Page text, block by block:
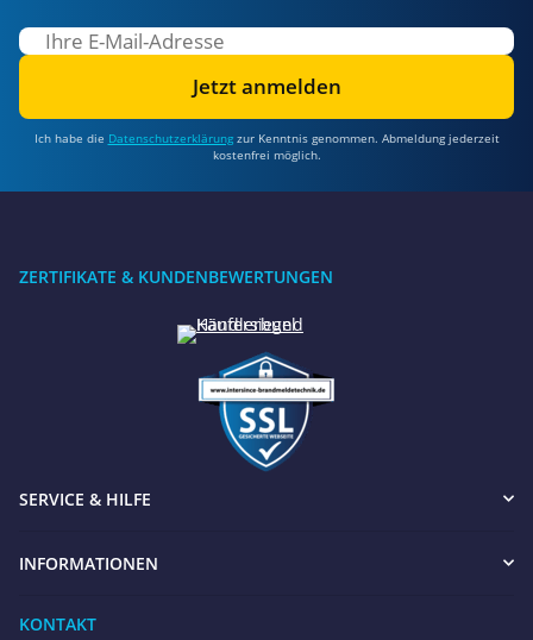
Jetzt anmelden
Ich habe die Datenschutzerklärungzur Kenntnis genommen. Abmeldung jederzeit
kostenfrei möglich.
ZERTIFIKATE & KUNDENBEWERTUNGEN
SERVICE & HILFE
INFORMATIONEN
KONTAKT